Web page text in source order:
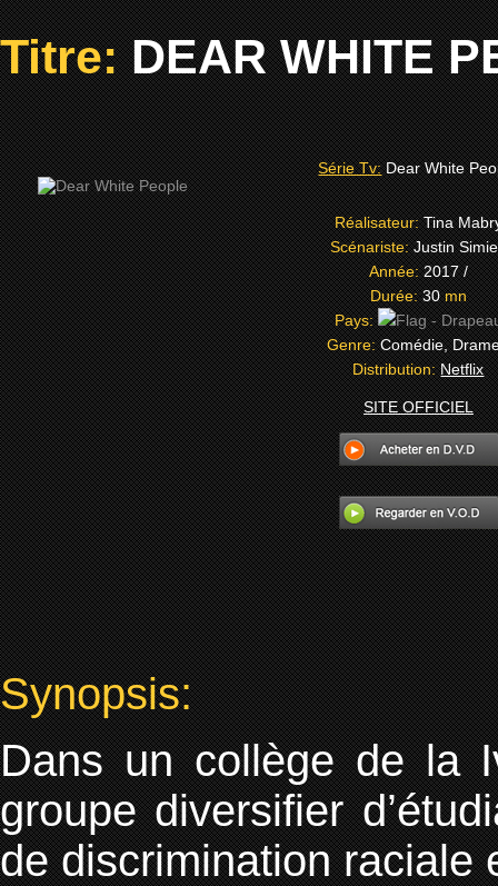
Titre:DEAR WHITE
Série Tv: Dear White
Réalisateur:Tina
Scénariste:Justin
Année:2017 /
Durée:30mn
Pays:
Genre:Comédie,
Distribution:Netflix
SITE OFFICIEL
Synopsis:
Dans un collège de la
groupe diversifier
de discrimination raciale